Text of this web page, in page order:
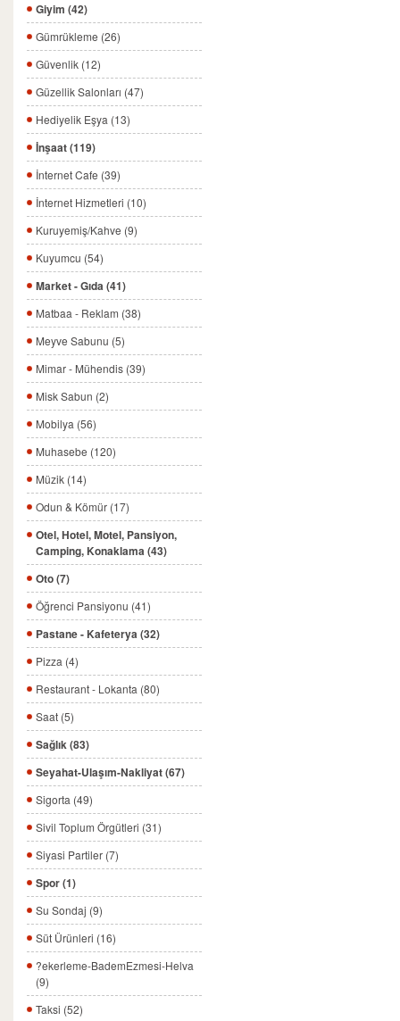
Giyim (42)
Gümrükleme (26)
Güvenlik (12)
Güzellik Salonları (47)
Hediyelik Eşya (13)
İnşaat (119)
İnternet Cafe (39)
İnternet Hizmetleri (10)
Kuruyemiş/Kahve (9)
Kuyumcu (54)
Market - Gıda (41)
Matbaa - Reklam (38)
Meyve Sabunu (5)
Mimar - Mühendis (39)
Misk Sabun (2)
Mobilya (56)
Muhasebe (120)
Müzik (14)
Odun & Kömür (17)
Otel, Hotel, Motel, Pansiyon,
Camping, Konaklama (43)
Oto (7)
Öğrenci Pansiyonu (41)
Pastane - Kafeterya (32)
Pizza (4)
Restaurant - Lokanta (80)
Saat (5)
Sağlık (83)
Seyahat-Ulaşım-Nakliyat (67)
Sigorta (49)
Sivil Toplum Örgütleri (31)
Siyasi Partiler (7)
Spor (1)
Su Sondaj (9)
Süt Ürünleri (16)
?ekerleme-BademEzmesi-Helva
(9)
Taksi (52)